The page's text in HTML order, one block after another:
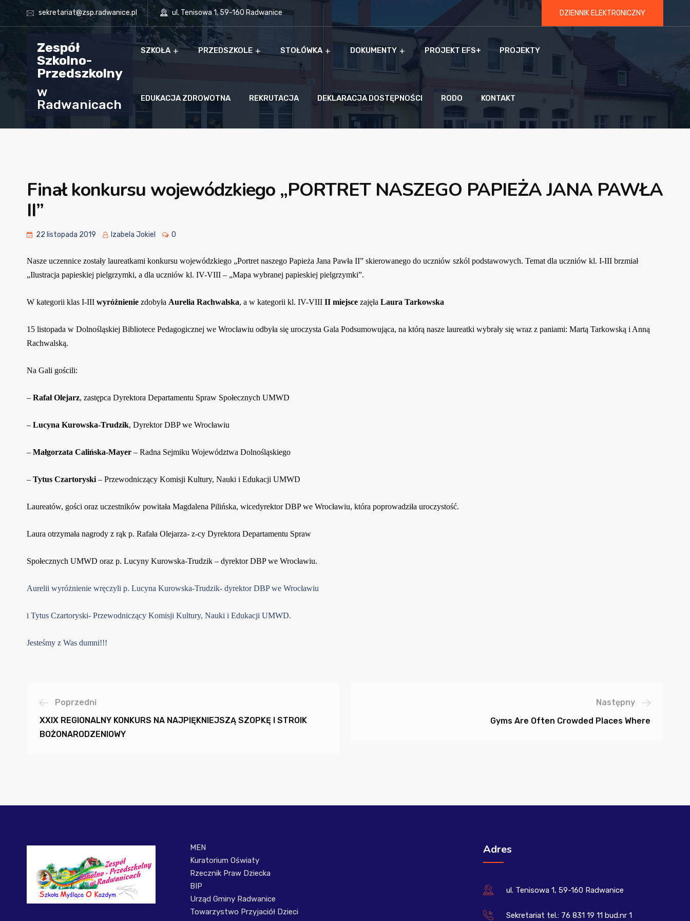
sekretariat@zsp.radwanice.pl ul. Tenisowa 1, 59-160 Radwanice DZIENNIK ELEKTRONICZNY
Zespół
Szkolno-
Przedszkolny
w
Radwanicach
SZKOŁA PRZEDSZKOLE STOŁÓWKA DOKUMENTY PROJEKT EFS+ PROJEKTY
EDUKACJA ZDROWOTNA REKRUTACJA DEKLARACJA DOSTĘPNOŚCI RODO KONTAKT
Finał konkursu wojewódzkiego „PORTRET NASZEGO PAPIEŻA JANA PAWŁA
II”
22 listopada 2019 Izabela Jokiel 0
Nasze uczennice zostały laureatkami konkursu wojewódzkiego „Portret naszego Papieża Jana Pawła II” skierowanego do uczniów szkól podstawowych. Temat dla uczniów kl. I-III brzmiał
„Ilustracja papieskiej pielgrzymki, a dla uczniów kl. IV-VIII – „Mapa wybranej papieskiej pielgrzymki”.
W kategorii klas I-III wyróżnienie zdobyła Aurelia Rachwalska, a w kategorii kl. IV-VIII II miejsce zajęła Laura Tarkowska
15 listopada w Dolnośląskiej Bibliotece Pedagogicznej we Wrocławiu odbyła się uroczysta Gala Podsumowująca, na którą nasze laureatki wybrały się wraz z paniami: Martą Tarkowską i Anną
Rachwalską.
Na Gali gościli:
– Rafał Olejarz, zastępca Dyrektora Departamentu Spraw Społecznych UMWD
– Lucyna Kurowska-Trudzik, Dyrektor DBP we Wrocławiu
– Małgorzata Calińska-Mayer – Radna Sejmiku Województwa Dolnośląskiego
– Tytus Czartoryski – Przewodniczący Komisji Kultury, Nauki i Edukacji UMWD
Laureatów, gości oraz uczestników powitała Magdalena Pilińska, wicedyrektor DBP we Wrocławiu, która poprowadziła uroczystość.
Laura otrzymała nagrody z rąk p. Rafała Olejarza- z-cy Dyrektora Departamentu Spraw
Społecznych UMWD oraz p. Lucyny Kurowska-Trudzik – dyrektor DBP we Wrocławiu.
Aurelii wyróżnienie wręczyli p. Lucyna Kurowska-Trudzik- dyrektor DBP we Wrocławiu
i Tytus Czartoryski- Przewodniczący Komisji Kultury, Nauki i Edukacji UMWD.
Jesteśmy z Was dumni!!!
Poprzedni
XXIX REGIONALNY KONKURS NA NAJPIĘKNIEJSZĄ SZOPKĘ I STROIK
BOŻONARODZENIOWY
Następny
Gyms Are Often Crowded Places Where
MEN
Kuratorium Oświaty
Rzecznik Praw Dziecka
BIP
Urząd Gminy Radwanice
Towarzystwo Przyjaciół Dzieci
Adres
ul. Tenisowa 1, 59-160 Radwanice
Sekretariat tel.: 76 831 19 11 bud.nr 1